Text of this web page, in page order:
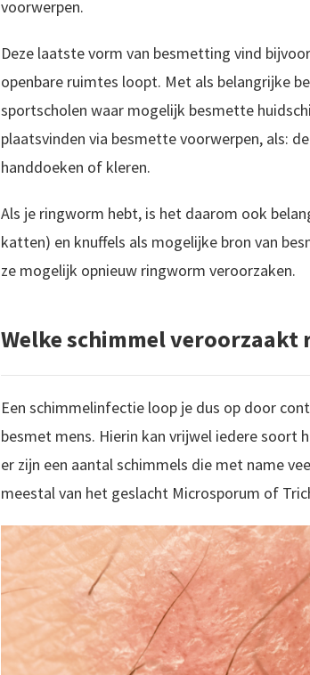
voorwerpen.
Deze laatste vorm van besmetting vind
openbare ruimtes loopt. Met als belangrijke
sportscholen waar mogelijk besmette
plaatsvinden via besmette voorwerpen, als:
handdoeken of kleren.
Als je ringworm hebt, is het daarom ook
katten) en knuffels als mogelijke bron van
ze mogelijk opnieuw ringworm veroorzaken.
Welke schimmel veroorzaakt
Een schimmelinfectie loop je dus op door
besmet mens. Hierin kan vrijwel iedere soort
er zijn een aantal schimmels die met name
meestal van het geslacht Microsporum of